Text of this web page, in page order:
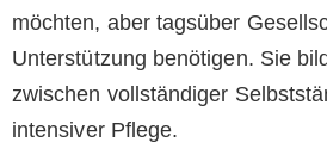
möchten, aber tagsüber
Unterstützung benötigen. Sie
zwischen vollständiger
intensiver Pflege.